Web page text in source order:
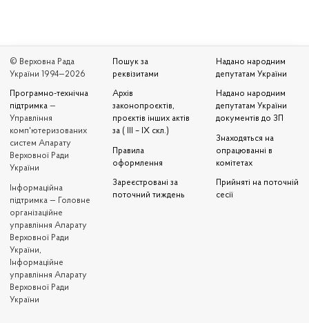
© Верховна Рада
України 1994—2026
Програмно-технічна
підтримка —
Управління
комп'ютеризованих
систем Апарату
Верховної Ради
України
Iнформаційна
підтримка — Головне
організаційне
управління Апарату
Верховної Ради
України,
Інформаційне
управління Апарату
Верховної Ради
України
Пошук за
реквізитами
Архів
законопроєктів,
проєктів інших актів
за ( III – IX скл.)
Правила
оформлення
Зареєстровані за
поточний тиждень
Надано народним
депутатам України
Надано народним
депутатам України
документів до ЗП
Знаходяться на
опрацюванні в
комітетах
Прийняті на поточній
сесії